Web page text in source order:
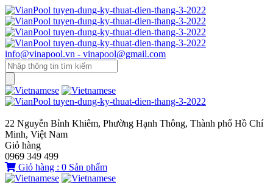
info@vinapool.vn - vinapool@gmail.com
22 Nguyễn Bỉnh Khiêm, Phường Hạnh Thông, Thành phố Hồ Chí
Minh, Việt Nam
Giỏ hàng
0969 349 499
Giỏ hàng : 0 Sản phẩm